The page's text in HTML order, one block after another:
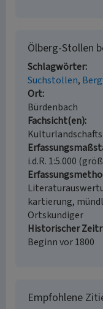
Ölberg-Stollen
Schlagwörter
Suchstollen
Ort
Bürdenbach
Fachsicht(en)
i.d.R. 1:5.000
kartierung,
Ortskundiger
Historischer
Beginn vor 1800
Empfohlene